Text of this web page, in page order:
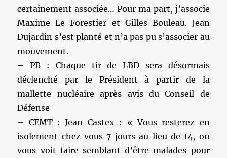
certainement associée… Pour ma part, j’associe
Maxime Le Forestier et Gilles Bouleau. Jean
Dujardin s’est planté et n’a pas pu s’associer au
mouvement.
– PB : Chaque tir de LBD sera désormais
déclenché par le Président à partir de la
mallette nucléaire après avis du Conseil de
Défense
– CEMT : Jean Castex : « Vous resterez en
isolement chez vous 7 jours au lieu de 14, on
vous voit faire semblant d’être malades pour